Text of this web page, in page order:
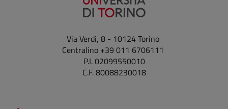
Via Verdi, 8 - 10124 Torino
Centralino +39 011 6706111
P.I. 02099550010
C.F. 80088230018